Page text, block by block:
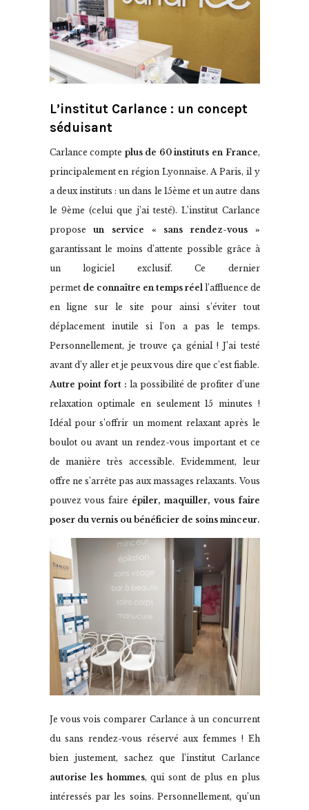
L’institut Carlance : un concept
séduisant
Carlance compte plus de 60 instituts en France,
principalement en région Lyonnaise. A Paris, il y
a deux instituts : un dans le 15ème et un autre dans
le 9ème (celui que j’ai testé). L’institut Carlance
proposeun service « sans rendez-vous »
garantissant le moins d’attente possible grâce à
un logiciel exclusif. Ce dernier
permetde connaître en temps réel l’affluence de son institut
en ligne sur le site pour ainsi s’éviter tout
déplacement inutile si l’on a pas le temps.
Personnellement, je trouve ça génial ! J’ai testé
avant d’y aller et je peux vous dire que c’est fiable.
Autre point fort : la possibilité de profiter d’une
relaxation optimale en seulement 15 minutes !
Idéal pour s’offrir un moment relaxant après le
boulot ou avant un rendez-vous important et ce
de manière très accessible. Evidemment, leur
offre ne s’arrête pas aux massages relaxants. Vous
pouvez vous faire épiler, maquiller, vous faire
poser du vernis ou bénéficier de soins minceur.
Je vous vois comparer Carlance à un concurrent
du sans rendez-vous réservé aux femmes ! Eh
bien justement, sachez que l’institut Carlance
autorise les hommes, qui sont de plus en plus
intéressés par les soins. Personnellement, qu’un